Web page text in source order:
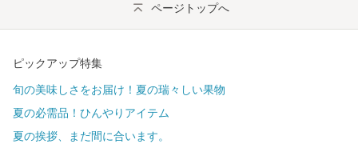
ページトップへ
ピックアップ特集
旬の美味しさをお届け！夏の瑞々しい果物
夏の必需品！ひんやりアイテム
夏の挨拶、まだ間に合います。